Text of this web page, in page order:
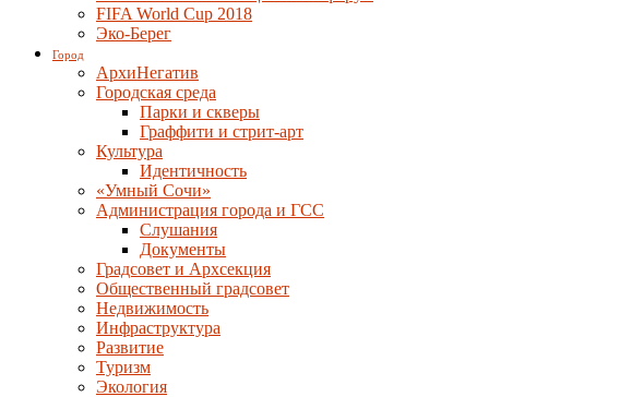
FIFA World Cup 2018
Эко-Берег
Город
АрхиНегатив
Городская среда
Парки и скверы
Граффити и стрит-арт
Культура
Идентичность
«Умный Сочи»
Администрация города и ГСС
Слушания
Документы
Градсовет и Архсекция
Общественный градсовет
Недвижимость
Инфраструктура
Развитие
Туризм
Экология